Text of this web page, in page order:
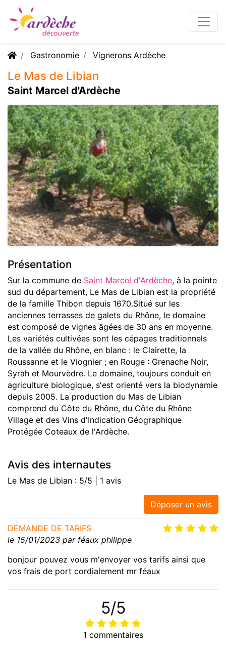
Gastronomie Vignerons Ardèche
Le Mas de Libian
Saint Marcel d'Ardèche
Présentation
Sur la commune de Saint Marcel d'Ardèche, à la pointe
sud du département, Le Mas de Libian est la propriété
de la famille Thibon depuis 1670.Situé sur les
anciennes terrasses de galets du Rhône, le domaine
est composé de vignes âgées de 30 ans en moyenne.
Les variétés cultivées sont les cépages traditionnels
de la vallée du Rhône, en blanc : le Clairette, la
Roussanne et le Viognier ; en Rouge : Grenache Noir,
Syrah et Mourvèdre. Le domaine, toujours conduit en
agriculture biologique, s'est orienté vers la biodynamie
depuis 2005. La production du Mas de Libian
comprend du Côte du Rhône, du Côte du Rhône
Village et des Vins d'Indication Géographique
Protégée Coteaux de l'Ardèche.
Avis des internautes
Le Mas de Libian : 5/5 | 1 avis
Déposer un avis
DEMANDE DE TARIFS
le 15/01/2023 par féaux philippe
bonjour pouvez vous m'envoyer vos tarifs ainsi que
vos frais de port cordialement mr féaux
5/5
1 commentaires